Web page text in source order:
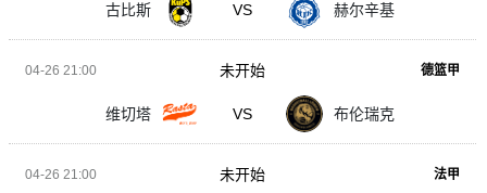
古比斯 VS 赫尔辛基
04-26 21:00 德篮甲
维切塔 VS 布伦瑞克
未开始
04-26 21:00 法甲
未开始